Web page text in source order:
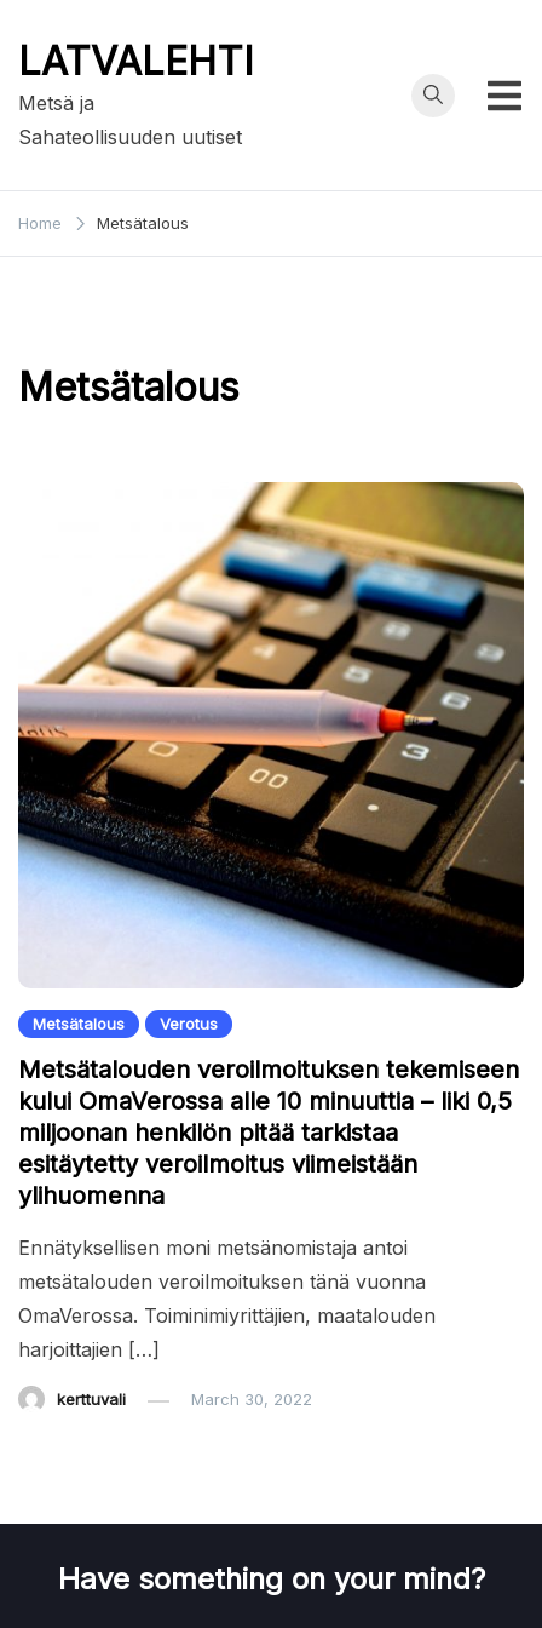
LATVALEHTI
Metsä ja
Sahateollisuuden uutiset
Home Metsätalous
Metsätalous
Metsätalous Verotus
Metsätalouden veroilmoituksen tekemiseen
kului OmaVerossa alle 10 minuuttia – liki 0,5
miljoonan henkilön pitää tarkistaa
esitäytetty veroilmoitus viimeistään
ylihuomenna
Ennätyksellisen moni metsänomistaja antoi
metsätalouden veroilmoituksen tänä vuonna
OmaVerossa. Toiminimiyrittäjien, maatalouden
harjoittajien […]
kerttuvali March 30, 2022
Have something on your mind?